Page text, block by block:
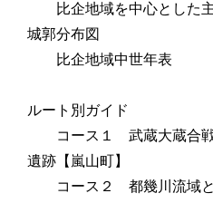
比企地域を中心とした
城郭分布図
比企地域中世年表
ルート別ガイド
コース１ 武蔵大蔵合
遺跡 【嵐山町】
コース２ 都幾川流域と